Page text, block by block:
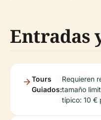
Entradas
Tours
Guiados:
Requieren
tamaño
típico: 10 €